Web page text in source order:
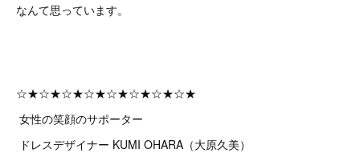
なんて思っています。
☆★☆★☆★☆★☆★☆★☆★☆★
女性の笑顔のサポーター
ドレスデザイナー KUMI OHARA（大原久美）